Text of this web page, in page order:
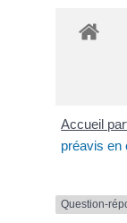
Accueil
préavis en
Question-